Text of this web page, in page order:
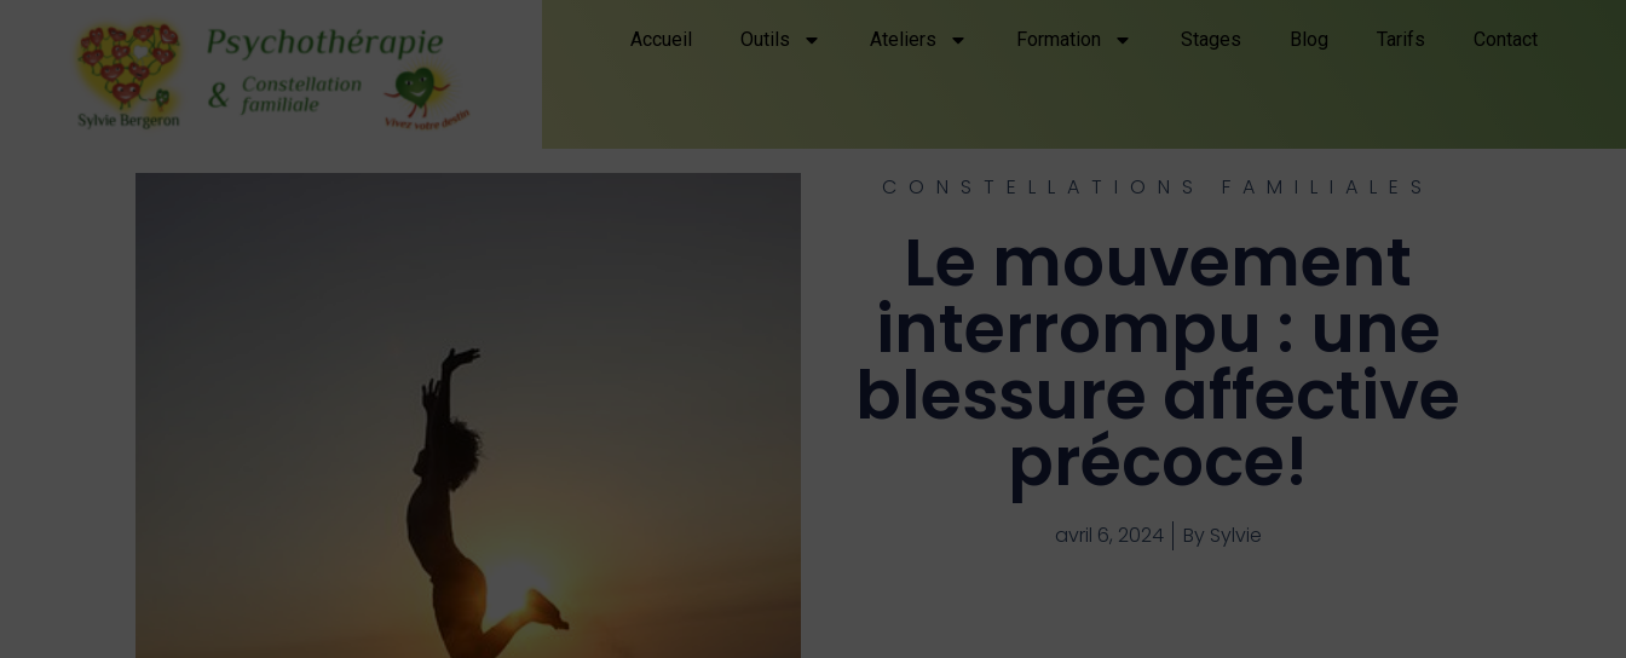
Accueil Outils Ateliers Formation Stages Blog Tarifs Contact
CONSTELLATIONS FAMILIALES
Le mouvement
interrompu : une
blessure affective
précoce!
avril 6, 2024 By Sylvie